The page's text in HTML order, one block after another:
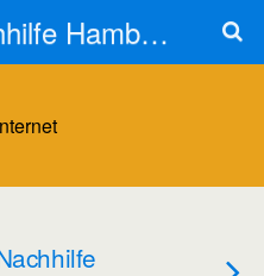
ABACUS Nachhilfe Hamburg